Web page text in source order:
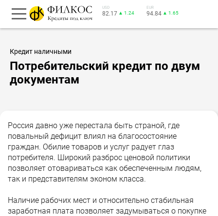
USD
82.17 ▲ 1.24
EUR
94.84 ▲ 1.65
Кредит наличными
Потребительский кредит по двум
документам
Россия давно уже перестала быть страной, где
повальный дефицит влиял на благосостояние
граждан. Обилие товаров и услуг радует глаз
потребителя. Широкий разброс ценовой политики
позволяет отовариваться как обеспеченным людям,
так и представителям эконом класса.
Наличие рабочих мест и относительно стабильная
заработная плата позволяет задумываться о покупке